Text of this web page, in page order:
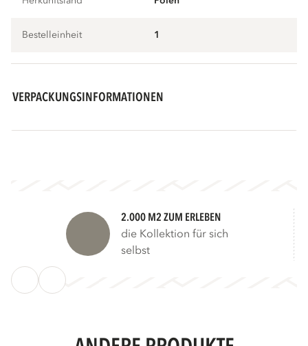
Bestelleinheit 1
VERPACKUNGSINFORMATIONEN
2.000 M2 ZUM ERLEBEN
die Kollektion für sich
selbst